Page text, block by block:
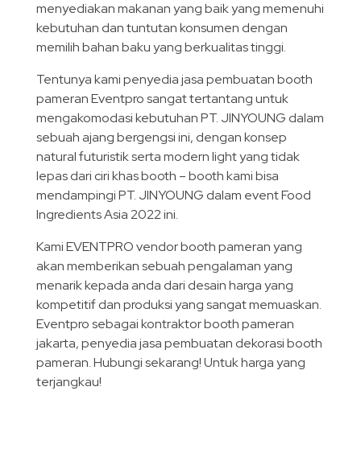
menyediakan makanan yang baik yang memenuhi
kebutuhan dan tuntutan konsumen dengan
memilih bahan baku yang berkualitas tinggi.
Tentunya kami penyedia jasa pembuatan booth
pameran Eventpro sangat tertantang untuk
mengakomodasi kebutuhan PT. JINYOUNG dalam
sebuah ajang bergengsi ini, dengan konsep
natural futuristik serta modern light yang tidak
lepas dari ciri khas booth – booth kami bisa
mendampingi PT. JINYOUNG dalam event Food
Ingredients Asia 2022 ini.
Kami EVENTPRO vendor booth pameran yang
akan memberikan sebuah pengalaman yang
menarik kepada anda dari desain harga yang
kompetitif dan produksi yang sangat memuaskan.
Eventpro sebagai kontraktor booth pameran
jakarta, penyedia jasa pembuatan dekorasi booth
pameran. Hubungi sekarang! Untuk harga yang
terjangkau!